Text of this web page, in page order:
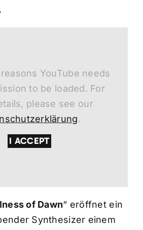
YouTube needs
to be loaded. For
please see our
.
I ACCEPT
of Dawn“ eröffnet ein
Synthesizer einem